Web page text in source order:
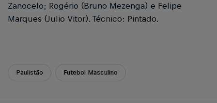
Zanocelo; Rogério (Bruno Mezenga) e Felipe
Marques (Julio Vitor). Técnico: Pintado.
Paulistão Futebol Masculino